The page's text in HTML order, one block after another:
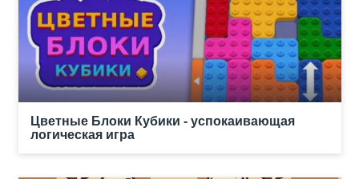
Цветные Блоки Кубики - успокаивающая
логическая игра